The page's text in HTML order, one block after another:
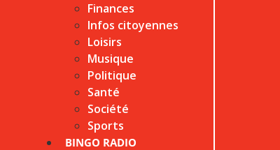
Finances
Infos citoyennes
Loisirs
Musique
Politique
Santé
Société
Sports
BINGO RADIO